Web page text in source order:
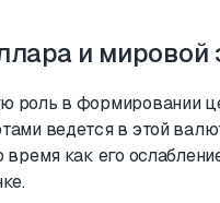
и мировой
роль в формировании
ведется в этой
как его